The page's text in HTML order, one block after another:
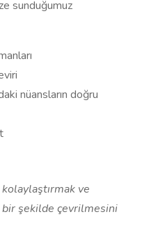
sunduğumuz
nüansların doğru
ve
bir şekilde çevrilmesini